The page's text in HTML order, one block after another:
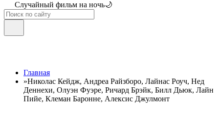
Случайный фильм на ночь🌙
Главная
»Николас Кейдж, Андреа Райзборо, Лайнас Роуч, Нед
Деннехи, Олуэн Фуэре, Ричард Брэйк, Билл Дьюк, Лайн
Пийе, Клеман Баронне, Алексис Джулмонт